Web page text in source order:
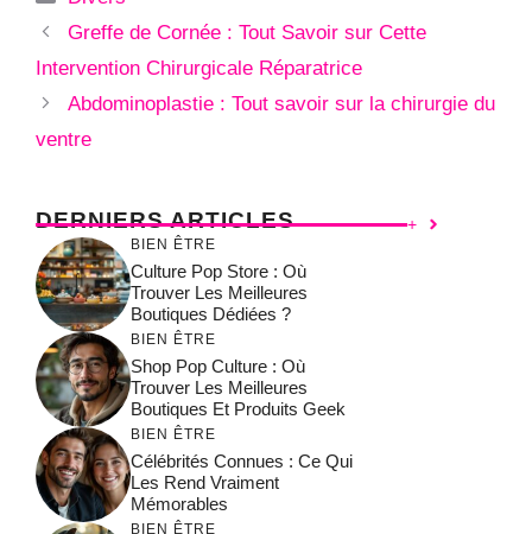
Greffe de Cornée : Tout Savoir sur Cette
Intervention Chirurgicale Réparatrice
Abdominoplastie : Tout savoir sur la chirurgie du
ventre
DERNIERS ARTICLES +
BIEN ÊTRE
Culture Pop Store : Où
Trouver Les Meilleures
Boutiques Dédiées ?
BIEN ÊTRE
Shop Pop Culture : Où
Trouver Les Meilleures
Boutiques Et Produits Geek
BIEN ÊTRE
Célébrités Connues : Ce Qui
Les Rend Vraiment
Mémorables
BIEN ÊTRE